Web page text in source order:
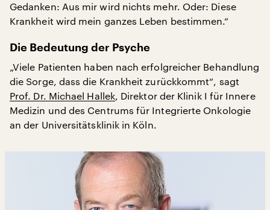
Gedanken: Aus mir wird nichts mehr. Oder: Diese
Krankheit wird mein ganzes Leben bestimmen.“
Die Bedeutung der Psyche
„Viele Patienten haben nach erfolgreicher Behandlung
die Sorge, dass die Krankheit zurückkommt“, sagt
Prof. Dr. Michael Hallek, Direktor der Klinik I für Innere
Medizin und des Centrums für Integrierte Onkologie
an der Universitätsklinik in Köln.